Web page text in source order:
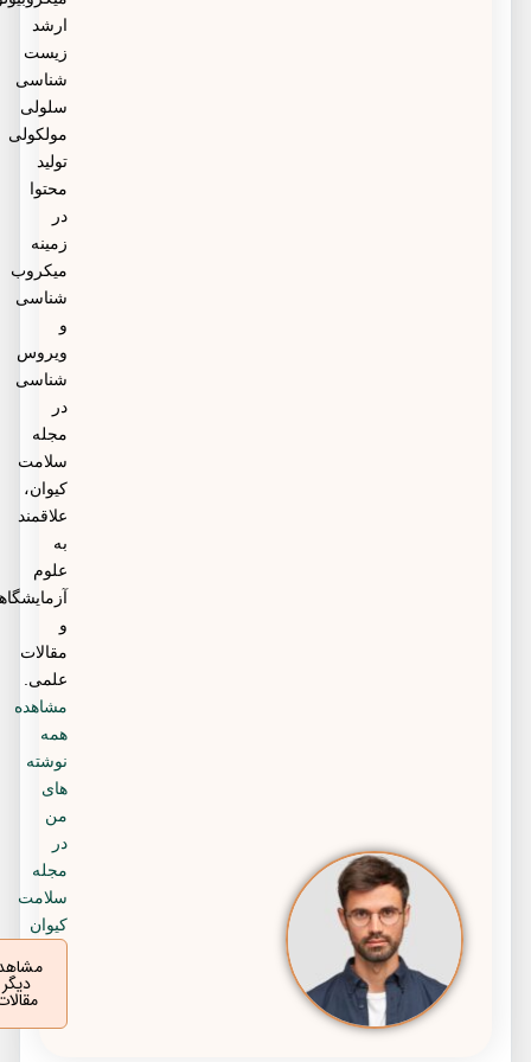
زیست
شناسی
سلولی
مولکولی
محتوا
میکروب
شناسی
ویروس
شناسی
سلامت
کیوان،
علاقمند
آزمایشگاهی
مقالات
علمی.
مشاهده
نوشته
سلامت
کیوان
مشاهده
مقالات